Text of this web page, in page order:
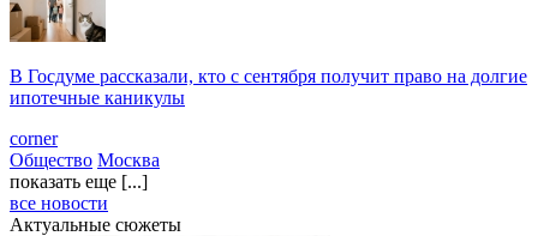
В Госдуме рассказали, кто с сентября получит право на долгие
ипотечные каникулы
corner
Общество Москва
показать еще [...]
все новости
Актуальные сюжеты